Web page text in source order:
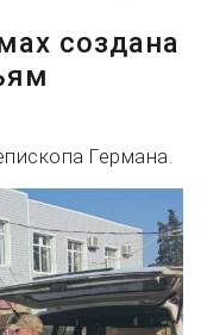
создана
Германа.